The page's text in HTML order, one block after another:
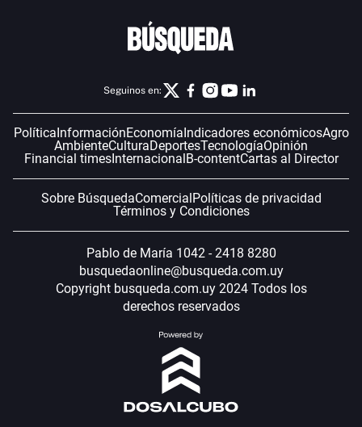
Seguinos en:
PolíticaInformaciónEconomíaIndicadores económicosAgro
AmbienteCulturaDeportesTecnologíaOpinión
Financial timesInternacionalB-contentCartas al Director
Sobre BúsquedaComercialPolíticas de privacidad
Términos y Condiciones
Pablo de María 1042 - 2418 8280
busquedaonline@busqueda.com.uy
Copyright busqueda.com.uy 2024 Todos los
derechos reservados